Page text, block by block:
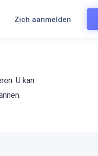
Zich aanmelden
U kan